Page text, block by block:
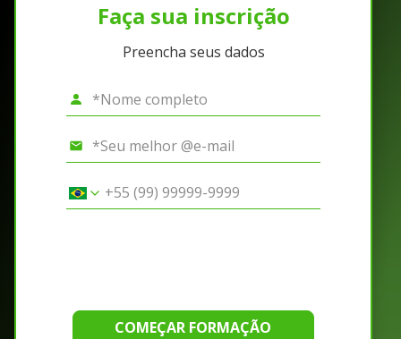
Faça sua inscrição
Preencha seus dados
COMEÇAR FORMAÇÃO